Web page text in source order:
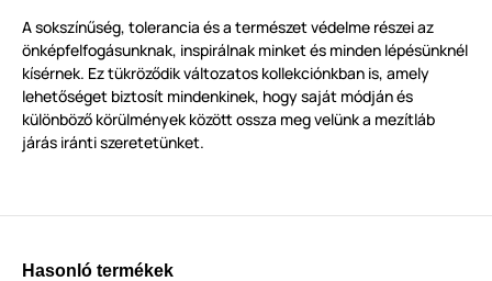
A sokszínűség, tolerancia és a természet védelme részei az
önképfelfogásunknak, inspirálnak minket és minden lépésünknél
kísérnek. Ez tükröződik változatos kollekciónkban is, amely
lehetőséget biztosít mindenkinek, hogy saját módján és
különböző körülmények között ossza meg velünk a mezítláb
járás iránti szeretetünket.
Hasonló termékek